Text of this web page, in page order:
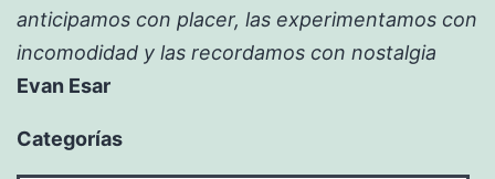
anticipamos con placer, las experimentamos con
incomodidad y las recordamos con nostalgia
Evan Esar
Categorías